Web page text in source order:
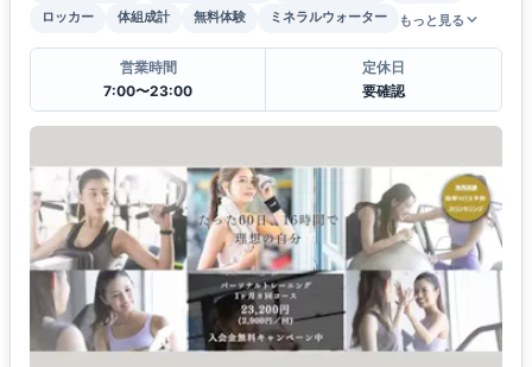
ロッカー
体組成計 無料体験 ミネラルウォーター もっと見る
営業時間
7:00〜23:00
定休日
要確認